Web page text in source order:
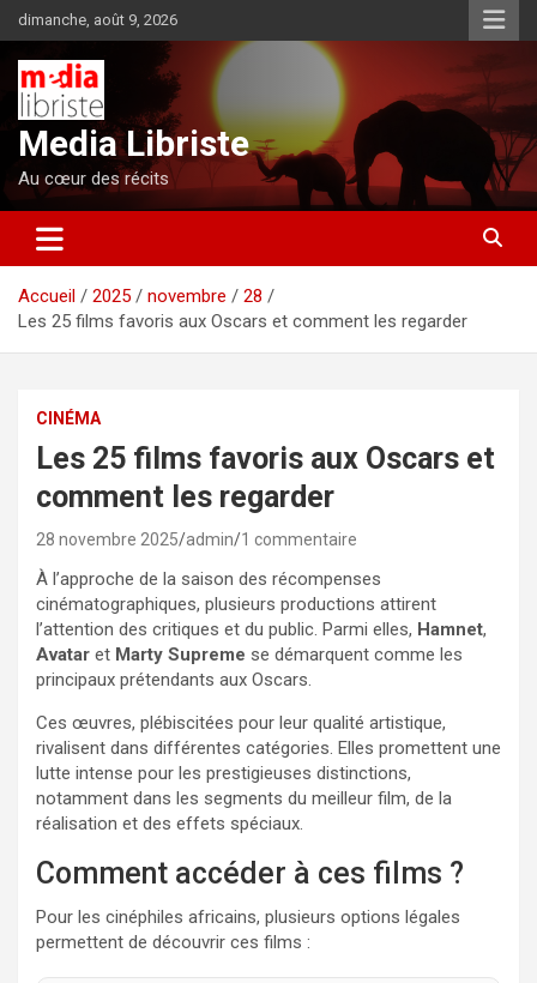
Aller
au
contenu
dimanche, août 9, 2026
Media Libriste
Au cœur des récits
Accueil 2025 novembre
28
Les 25 films favoris aux Oscars et comment les regarder
CINÉMA
Les 25 films favoris aux Oscars et
comment les regarder
28 novembre 2025 admin 1 commentaire
À l’approche de la saison des récompenses
cinématographiques, plusieurs productions attirent
l’attention des critiques et du public. Parmi elles, Hamnet,
Avatar et Marty Supreme se démarquent comme les
principaux prétendants aux Oscars.
Ces œuvres, plébiscitées pour leur qualité artistique,
rivalisent dans différentes catégories. Elles promettent une
lutte intense pour les prestigieuses distinctions,
notamment dans les segments du meilleur film, de la
réalisation et des effets spéciaux.
Comment accéder à ces films ?
Pour les cinéphiles africains, plusieurs options légales
permettent de découvrir ces films :